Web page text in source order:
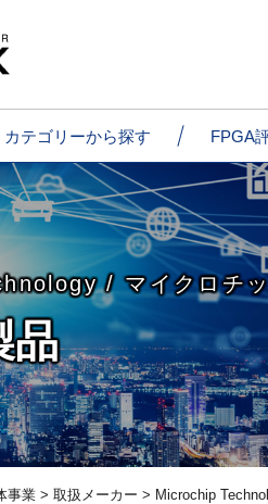
カテゴリーから探す FPGA
事業 > 取扱メーカー > Microchip
/マイクロチ
品